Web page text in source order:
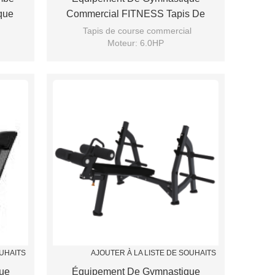
Commercial FITNESS Tapis De
Course Commercial
Tapis de course commercial
Moteur: 6.0HP
AJOUTER À LA LISTE DE SOUHAITS
Équipement De Gymnastique